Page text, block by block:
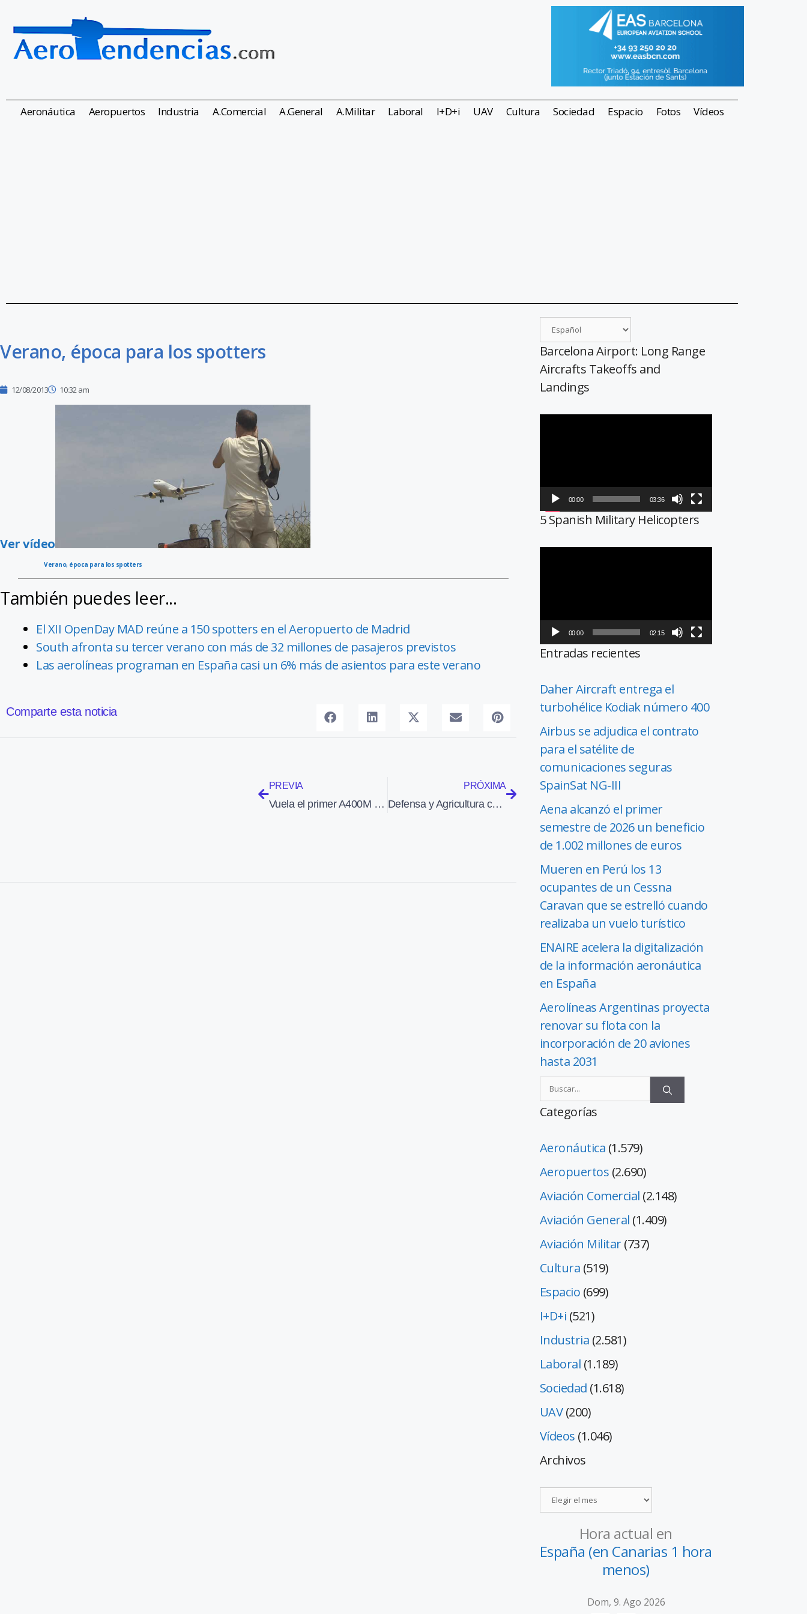
Aeronáutica Aeropuertos Industria A.Comercial A.General A.Militar Laboral I+D+i UAV Cultura Sociedad Espacio Fotos Vídeos
Verano, época para los spotters
12/08/2013 10:32 am
Ver vídeo
Verano, época para los spotters
También puedes leer...
El XII OpenDay MAD reúne a 150 spotters en el Aeropuerto de Madrid
South afronta su tercer verano con más de 32 millones de pasajeros previstos
Las aerolíneas programan en España casi un 6% más de asientos para este verano
Comparte esta noticia
PREVIA
Vuela el primer A400M de la Fuerza Aérea de Turquía
PRÓXIMA
Defensa y Agricultura continuarán colaborando en la lucha contra el fuego
Barcelona Airport: Long Range
Aircrafts Takeoffs and
Landings
00:00 03:36
5 Spanish Military Helicopters
00:00 02:15
Entradas recientes
Daher Aircraft entrega el
turbohélice Kodiak número 400
Airbus se adjudica el contrato
para el satélite de
comunicaciones seguras
SpainSat NG-III
Aena alcanzó el primer
semestre de 2026 un beneficio
de 1.002 millones de euros
Mueren en Perú los 13
ocupantes de un Cessna
Caravan que se estrelló cuando
realizaba un vuelo turístico
ENAIRE acelera la digitalización
de la información aeronáutica
en España
Aerolíneas Argentinas proyecta
renovar su flota con la
incorporación de 20 aviones
hasta 2031
Categorías
Aeronáutica (1.579)
Aeropuertos (2.690)
Aviación Comercial (2.148)
Aviación General (1.409)
Aviación Militar(737)
Cultura (519)
Espacio (699)
I+D+i (521)
Industria (2.581)
Laboral (1.189)
Sociedad (1.618)
UAV(200)
Vídeos (1.046)
Archivos
Hora actual en
España (en Canarias 1 hora
menos)